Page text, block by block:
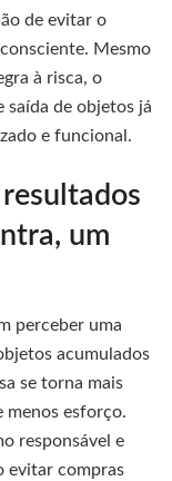
de evitar o
Mesmo
à risca, o
saída de objetos já
e funcional.
um
perceber uma
acumulados
se torna mais
menos esforço.
responsável e
evitar compras